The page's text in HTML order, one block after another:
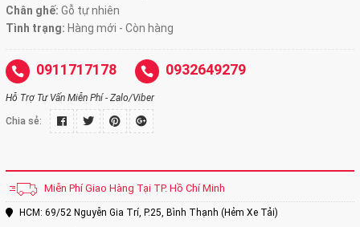
Chân ghế: Gỗ tự nhiên
Tình trạng: Hàng mới - Còn hàng
0911717178 0932649279
Hỗ Trợ Tư Vấn Miễn Phí - Zalo/Viber
Chia sẻ:
Miễn Phí Giao Hàng Tại TP. Hồ Chí Minh
HCM: 69/52 Nguyễn Gia Trí, P.25, Bình Thạnh (Hẻm Xe Tải)